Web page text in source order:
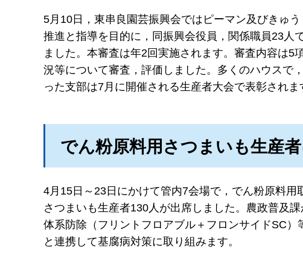
5月10日，東串良園芸振興会ではピーマン及びきゅ
推進と指導を目的に，同振興会役員，関係職員23人
ました。本審査は年2回実施されます。審査内容は
況等について審査，評価しました。多くのハウスで
った支部は7月に開催される生産者大会で表彰されま
でん粉原料用さつまいも生産
4月15日～23日にかけて管内7会場で，でん粉原料
さつまいも生産者130人が出席しました。農政普及
体系防除（フリントフロアブル＋フロンサイドSC
と連携して基腐病対策に取り組みます。